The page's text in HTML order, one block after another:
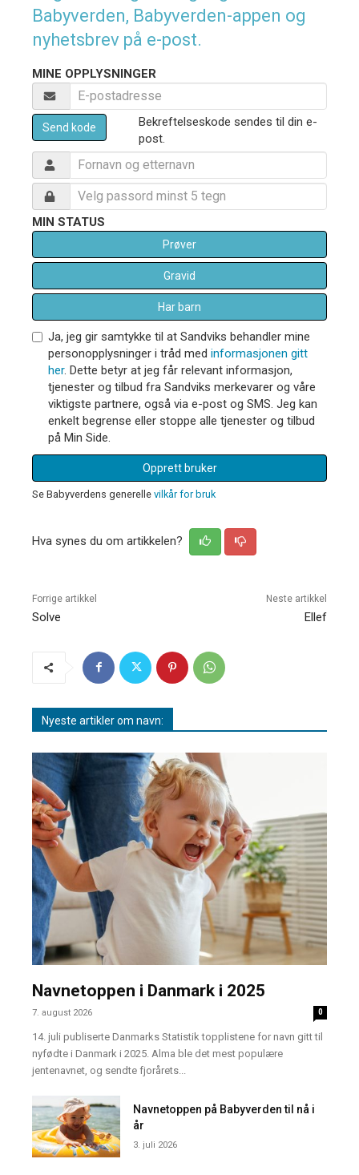
Babyverden, Babyverden-appen og
nyhetsbrev på e-post.
MINE OPPLYSNINGER
Send kode
Bekreftelseskode sendes til din e-
post.
MIN STATUS
Prøver
Gravid
Har barn
Ja, jeg gir samtykke til at Sandviks behandler mine
personopplysninger i tråd med informasjonen gitt
her. Dette betyr at jeg får relevant informasjon,
tjenester og tilbud fra Sandviks merkevarer og våre
viktigste partnere, også via e-post og SMS. Jeg kan
enkelt begrense eller stoppe alle tjenester og tilbud
på Min Side.
Opprett bruker
Se Babyverdens generelle vilkår for bruk
Hva synes du om artikkelen?
Forrige artikkel
Solve
Neste artikkel
Ellef
Nyeste artikler om navn:
Navnetoppen i Danmark i 2025
7. august 2026 0
14. juli publiserte Danmarks Statistik topplistene for navn gitt til
nyfødte i Danmark i 2025. Alma ble det mest populære
jentenavnet, og sendte fjorårets...
Navnetoppen på Babyverden til nå i
år
3. juli 2026